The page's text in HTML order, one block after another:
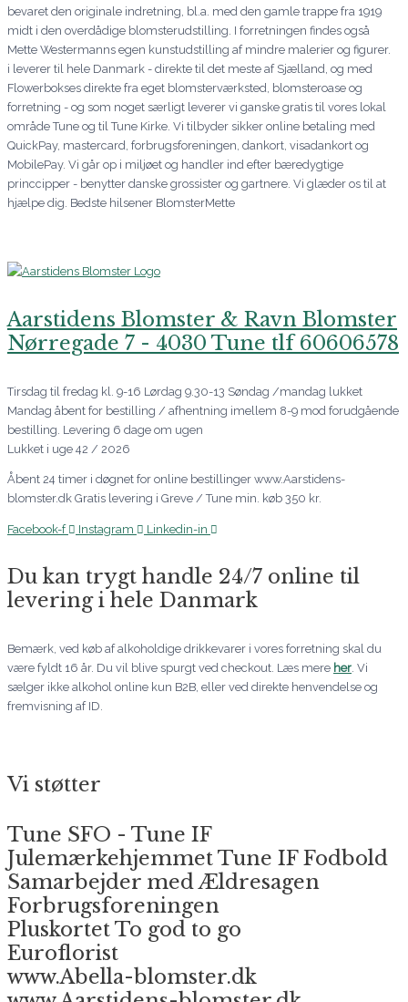
bevaret den originale indretning, bl.a. med den gamle trappe fra 1919
midt i den overdådige blomsterudstilling. I forretningen findes også
Mette Westermanns egen kunstudstilling af mindre malerier og figurer.
i leverer til hele Danmark - direkte til det meste af Sjælland, og med
Flowerbokses direkte fra eget blomsterværksted, blomsteroase og
forretning - og som noget særligt leverer vi ganske gratis til vores lokal
område Tune og til Tune Kirke. Vi tilbyder sikker online betaling med
QuickPay, mastercard, forbrugsforeningen, dankort, visadankort og
MobilePay. Vi går op i miljøet og handler ind efter bæredygtige
princcipper - benytter danske grossister og gartnere. Vi glæder os til at
hjælpe dig. Bedste hilsener BlomsterMette
Aarstidens Blomster & Ravn Blomster
Nørregade 7 - 4030 Tune tlf 60606578
Tirsdag til fredag kl. 9-16 Lørdag 9.30-13 Søndag /mandag lukket
Mandag åbent for bestilling / afhentning imellem 8-9 mod forudgående
bestilling. Levering 6 dage om ugen
Lukket i uge 42 / 2026
Åbent 24 timer i døgnet for online bestillinger www.Aarstidens-
blomster.dk Gratis levering i Greve / Tune min. køb 350 kr.
Facebook-f Instagram Linkedin-in
Du kan trygt handle 24/7 online til
levering i hele Danmark
Bemærk, ved køb af alkoholdige drikkevarer i vores forretning skal du
være fyldt 16 år. Du vil blive spurgt ved checkout. Læs mere her. Vi
sælger ikke alkohol online kun B2B, eller ved direkte henvendelse og
fremvisning af ID.
Vi støtter
Tune SFO - Tune IF
Julemærkehjemmet Tune IF Fodbold
Samarbejder med Ældresagen
Forbrugsforeningen
Pluskortet To god to go
Euroflorist
www.Abella-blomster.dk